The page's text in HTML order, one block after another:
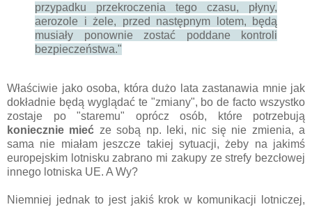
przypadku przekroczenia tego czasu, płyny,
aerozole i żele, przed następnym lotem, będą
musiały ponownie zostać poddane kontroli
bezpieczeństwa."
Właściwie jako osoba, która dużo lata zastanawia mnie jak
dokładnie będą wyglądać te "zmiany", bo de facto wszystko
zostaje po "staremu" oprócz osób, które potrzebują
koniecznie mieć ze sobą np. leki, nic się nie zmienia, a
sama nie miałam jeszcze takiej sytuacji, żeby na jakimś
europejskim lotnisku zabrano mi zakupy ze strefy bezcłowej
innego lotniska UE. A Wy?
Niemniej jednak to jest jakiś krok w komunikacji lotniczej,